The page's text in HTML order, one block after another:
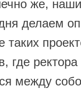
же,
делаем
таких
где
между